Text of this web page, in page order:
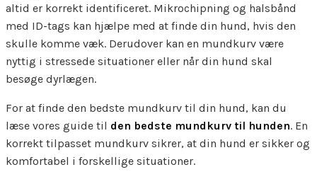
altid er korrekt identificeret. Mikrochipning og halsbånd
med ID-tags kan hjælpe med at finde din hund, hvis den
skulle komme væk. Derudover kan en mundkurv være
nyttig i stressede situationer eller når din hund skal
besøge dyrlægen.
For at finde den bedste mundkurv til din hund, kan du
læse vores guide til den bedste mundkurv til hunden. En
korrekt tilpasset mundkurv sikrer, at din hund er sikker og
komfortabel i forskellige situationer.